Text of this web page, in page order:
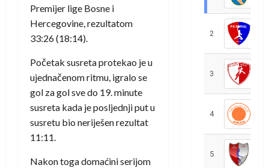
Premijer lige Bosne i
Hercegovine, rezultatom
33:26 (18:14).
Početak susreta protekao je u
ujednačenom ritmu, igralo se
gol za gol sve do 19. minute
susreta kada je posljednji put u
susretu bio neriješen rezultat
11:11.
Nakon toga domaćini serijom
2
3
4
5